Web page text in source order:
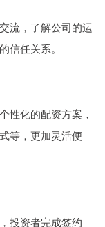
流，了解公司的运
信任关系。
性化的配资方案，
等，更加灵活便
投资者完成签约